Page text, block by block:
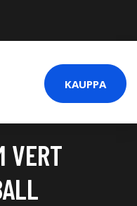
KAUPPA
VERT